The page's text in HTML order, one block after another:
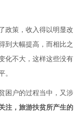
政策，收入得以明显改
到大幅提高，而相比之
化不大，这样这些没有
。
困户的过程当中，又涉
注，旅游扶贫所产生的